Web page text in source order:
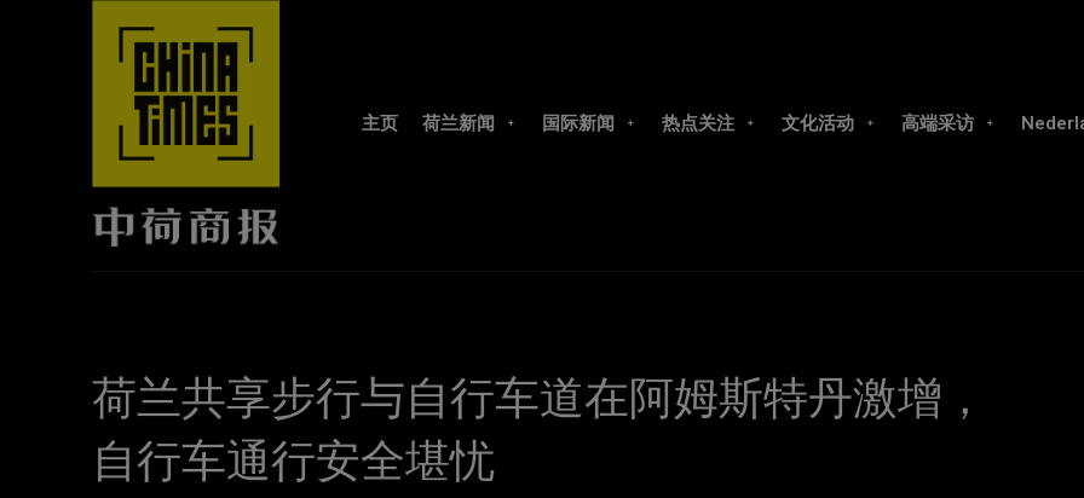
主页 荷兰新闻 国际新闻 热点关注 文化活动 高端采访
荷兰共享步行与自行车道在阿姆斯特丹激增，
自行车通行安全堪忧